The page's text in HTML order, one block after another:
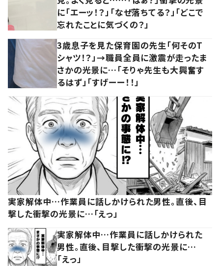
に「エーッ！？」「なぜ落ちてる？」「どこで
忘れたことに気づくの？」
3歳息子を見た保育園の先生「何そのT
シャツ！？」→職員全員に激震が走ったま
さかの光景に…「そりゃ先生も大興奮す
るはず」「すげーー！！」
実家解体中…作業員に話しかけられた男性。直後、目
撃した衝撃の光景に…「えっ」
実家解体中…作業員に話しかけられた
男性。直後、目撃した衝撃の光景に…
「えっ」